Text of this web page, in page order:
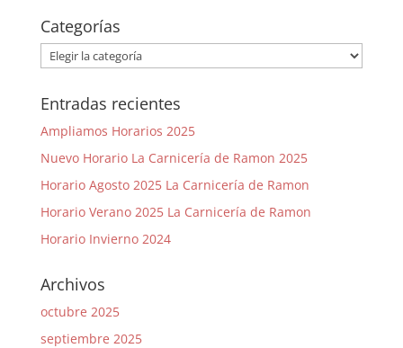
Categorías
Categorías
Entradas recientes
Ampliamos Horarios 2025
Nuevo Horario La Carnicería de Ramon 2025
Horario Agosto 2025 La Carnicería de Ramon
Horario Verano 2025 La Carnicería de Ramon
Horario Invierno 2024
Archivos
octubre 2025
septiembre 2025